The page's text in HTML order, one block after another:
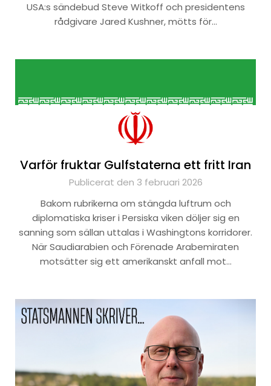
USA:s sändebud Steve Witkoff och presidentens
rådgivare Jared Kushner, mötts för…
Varför fruktar Gulfstaterna ett fritt Iran
Publicerat den 3 februari 2026
Bakom rubrikerna om stängda luftrum och
diplomatiska kriser i Persiska viken döljer sig en
sanning som sällan uttalas i Washingtons korridorer.
När Saudiarabien och Förenade Arabemiraten
motsätter sig ett amerikanskt anfall mot…